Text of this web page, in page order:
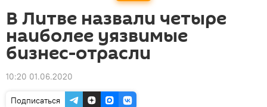
В Литве назвали четыре
наиболее уязвимые
бизнес-отрасли
10:20 01.06.2020
Подписаться